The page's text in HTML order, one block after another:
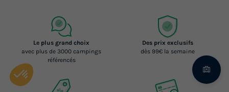
Le plus grand choix
avec plus de 3000 campings
référencés
Des prix exclusifs
dès 99€ la semaine